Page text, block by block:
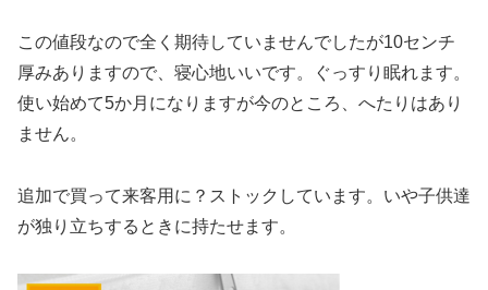
この値段なので全く期待していませんでしたが10センチ
厚みありますので、寝心地いいです。ぐっすり眠れます。
使い始めて5か月になりますが今のところ、へたりはあり
ません。
追加で買って来客用に？ストックしています。いや子供達
が独り立ちするときに持たせます。